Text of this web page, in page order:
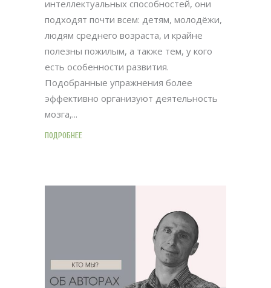
интеллектуальных способностей, они
подходят почти всем: детям, молодёжи,
людям среднего возраста, и крайне
полезны пожилым, а также тем, у кого
есть особенности развития. ⠀
Подобранные упражнения более
эффективно организуют деятельность
мозга,
ПОДРОБНЕЕ